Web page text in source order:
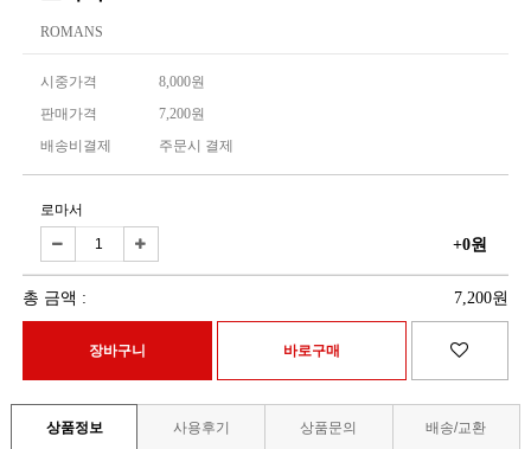
ROMANS
시중가격
8,000원
판매가격
7,200원
배송비결제
주문시 결제
로마서
+0원
총 금액 : 7,200원
상품정보 사용후기 상품문의 배송/교환